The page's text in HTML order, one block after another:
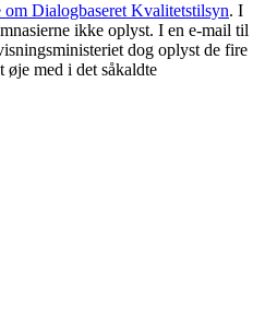
om Dialogbaseret Kvalitetstilsyn. I
ikke oplyst. I en e-mail til
dog oplyst de fire
med i det såkaldte